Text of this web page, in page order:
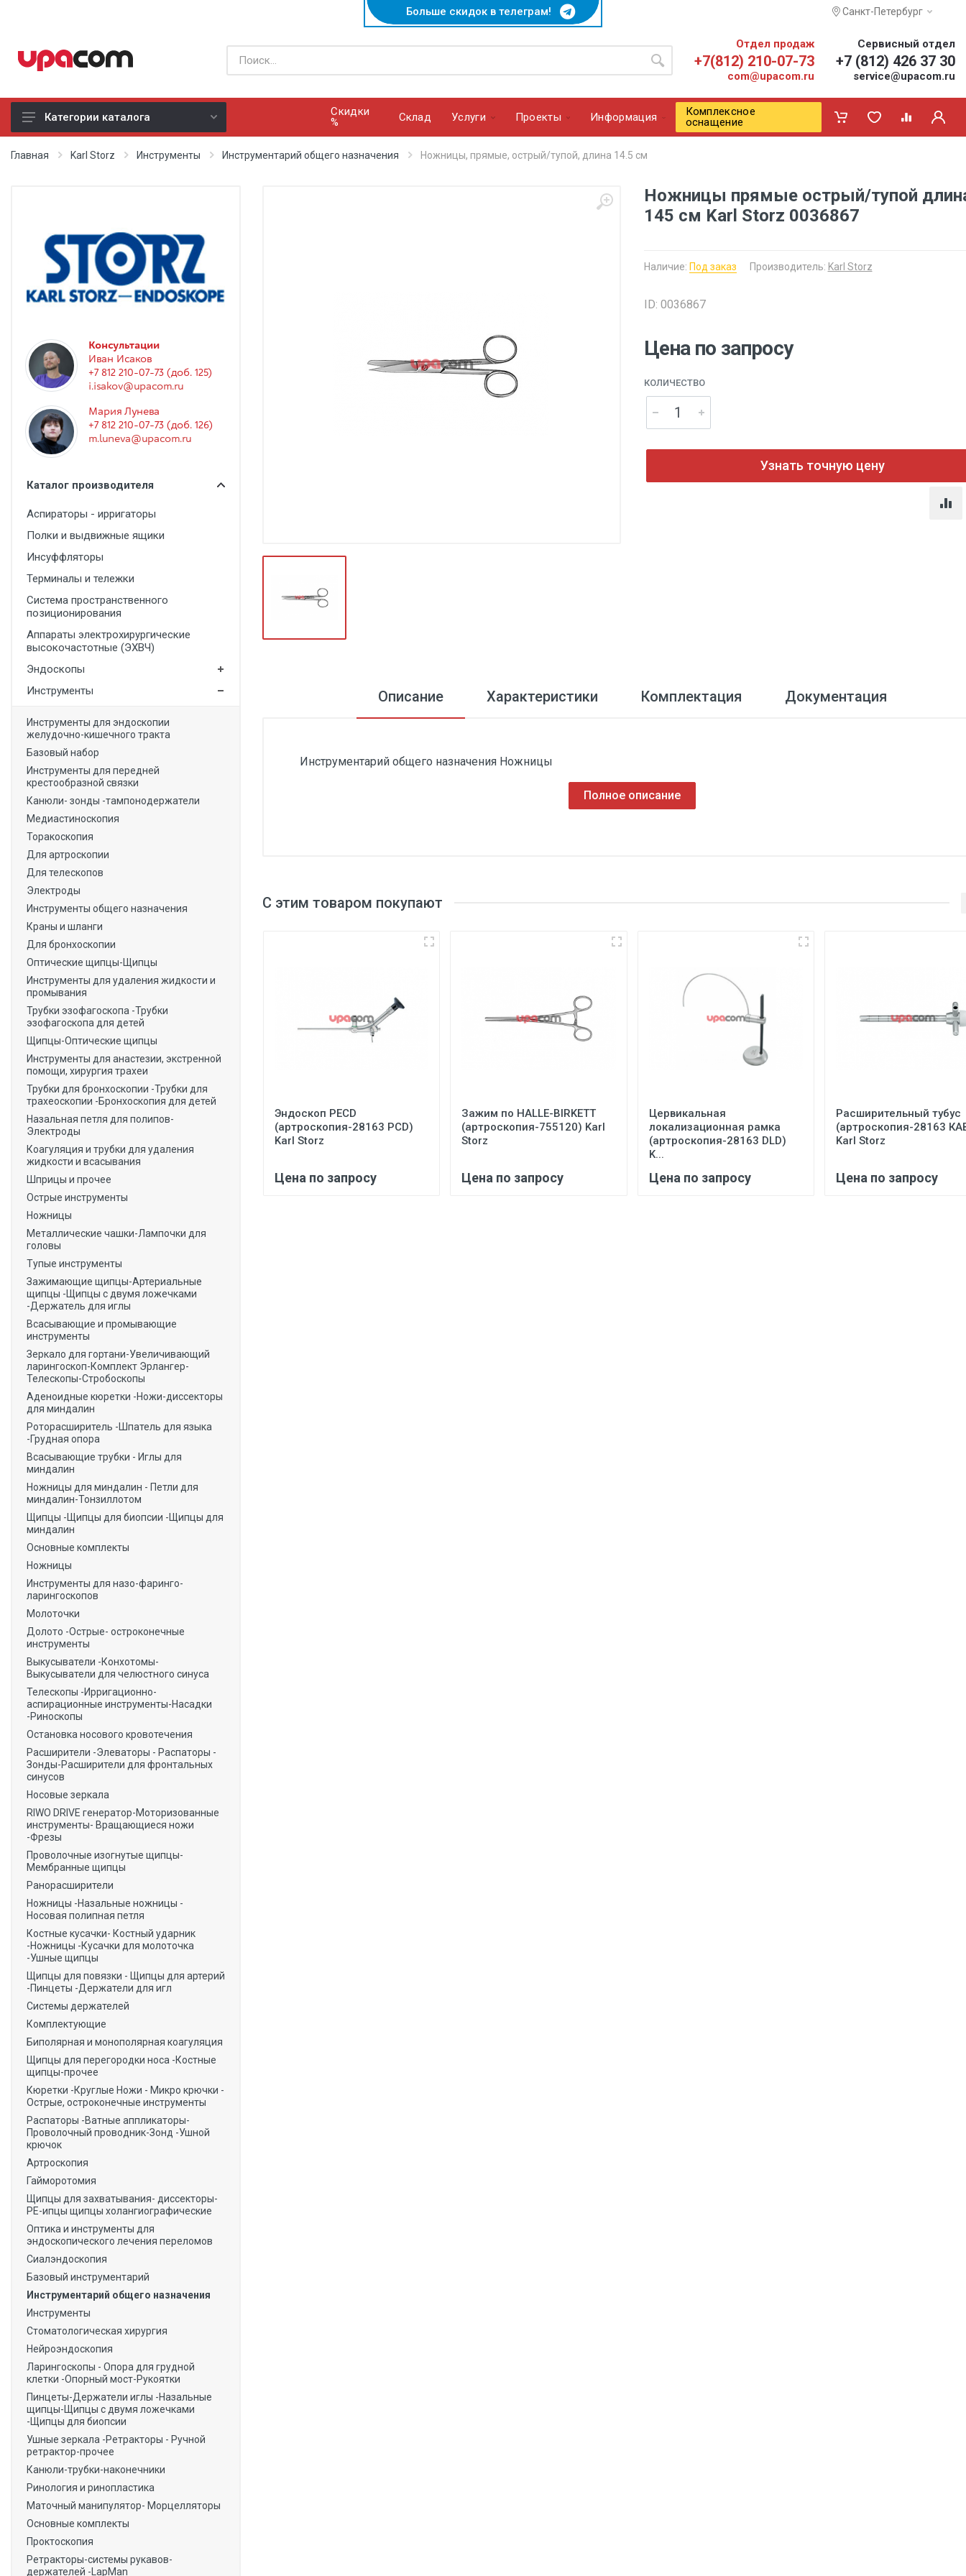
Больше скидок в телеграм! Санкт-Петербург
Отдел продаж
+7(812) 210-07-73
com@upacom.ru
Сервисный отдел
+7 (812) 426 37 30
service@upacom.ru
Б/У оборудование
Реанимация
Неонатология
Хирургия
Эндоскопия
Функциональная диагностика
Урология
Дезинфекция и стерилизация
Расходные материалы
Оториноларингология
Вспомогательное оборудование
Ветеринария
Стоматологическое оборудование
Лабораторное оборудование
Прачечное оборудование
Медицинские мониторы
Ортопедические товары
Косметология
Категории каталога
Скидки
%
Cклад Услуги Проекты Информация
Комплексное
оснащение
Главная Karl Storz Инструменты Инструментарий общего назначения Ножницы, прямые, острый/тупой, длина 14.5 см
Консультации
Иван Исаков
+7 812 210-07-73 (доб. 125)
i.isakov@upacom.ru
Мария Лунева
+7 812 210-07-73 (доб. 126)
m.luneva@upacom.ru
Каталог производителя
Аспираторы - ирригаторы
Полки и выдвижные ящики
Инсуффляторы
Терминалы и тележки
Система пространственного
позиционирования
Аппараты электрохирургические
высокочастотные (ЭХВЧ)
Эндоскопы
Инструменты
Инструменты для эндоскопии
желудочно-кишечного тракта
Базовый набор
Инструменты для передней
крестообразной связки
Канюли- зонды -тампонодержатели
Медиастиноскопия
Торакоскопия
Для артроскопии
Для телескопов
Электроды
Инструменты общего назначения
Краны и шланги
Для бронхоскопии
Оптические щипцы-Щипцы
Инструменты для удаления жидкости и
промывания
Трубки эзофагоскопа -Трубки
эзофагоскопа для детей
Щипцы-Оптические щипцы
Инструменты для анастезии, экстренной
помощи, хирургия трахеи
Трубки для бронхоскопии -Трубки для
трахеоскопии -Бронхоскопия для детей
Назальная петля для полипов-
Электроды
Коагуляция и трубки для удаления
жидкости и всасывания
Шприцы и прочее
Острые инструменты
Ножницы
Металлические чашки-Лампочки для
головы
Тупые инструменты
Зажимающие щипцы-Артериальные
щипцы -Щипцы с двумя ложечками
-Держатель для иглы
Всасывающие и промывающие
инструменты
Зеркало для гортани-Увеличивающий
ларингоскоп-Комплект Эрлангер-
Телескопы-Стробоскопы
Аденоидные кюретки -Ножи-диссекторы
для миндалин
Роторасширитель -Шпатель для языка
-Грудная опора
Всасывающие трубки - Иглы для
миндалин
Ножницы для миндалин - Петли для
миндалин-Тонзиллотом
Щипцы -Щипцы для биопсии -Щипцы для
миндалин
Основные комплекты
Ножницы
Инструменты для назо-фаринго-
ларингоскопов
Молоточки
Долото -Острые- остроконечные
инструменты
Выкусыватели -Конхотомы-
Выкусыватели для челюстного синуса
Телескопы -Ирригационно-
аспирационные инструменты-Насадки
-Риноскопы
Остановка носового кровотечения
Расширители -Элеваторы - Распаторы -
Зонды-Расширители для фронтальных
синусов
Носовые зеркала
RIWO DRIVE генератор-Моторизованные
инструменты- Вращающиеся ножи
-Фрезы
Проволочные изогнутые щипцы-
Мембранные щипцы
Ранорасширители
Ножницы -Назальные ножницы -
Носовая полипная петля
Костные кусачки- Костный ударник
-Ножницы -Кусачки для молоточка
-Ушные щипцы
Щипцы для повязки - Щипцы для артерий
-Пинцеты -Держатели для игл
Системы держателей
Комплектующие
Биполярная и монополярная коагуляция
Щипцы для перегородки носа -Костные
щипцы-прочее
Кюретки -Круглые Ножи - Микро крючки -
Острые, остроконечные инструменты
Распаторы -Ватные аппликаторы-
Проволочный проводник-Зонд -Ушной
крючок
Артроскопия
Гайморотомия
Щипцы для захватывания- диссекторы-
РЕ-ипцы щипцы холангиографические
Оптика и инструменты для
эндоскопического лечения переломов
Сиалэндоскопия
Базовый инструментарий
Инструментарий общего назначения
Инструменты
Стоматологическая хирургия
Нейроэндоскопия
Ларингоскопы - Опора для грудной
клетки -Опорный мост-Рукоятки
Пинцеты-Держатели иглы -Назальные
щипцы-Щипцы с двумя ложечками
-Щипцы для биопсии
Ушные зеркала -Ретракторы - Ручной
ретрактор-прочее
Канюли-трубки-наконечники
Ринология и ринопластика
Маточный манипулятор- Морцелляторы
Основные комплекты
Проктоскопия
Ретракторы-системы рукавов-
держателей -LapMan
Ножницы прямые острый/тупой
145 см Karl Storz 0036867
Наличие: Под заказ Производитель: Karl Storz
ID: 0036867
Цена по запросу
КОЛИЧЕСТВО
Узнать точную цену
Описание Характеристики Комплектация Документация
Инструментарий общего назначения Ножницы
Полное описание
С этим товаром покупают
Эндоскоп PECD
(артроскопия-28163 PCD)
Karl Storz
Цена по запросу
Зажим по HALLE-BIRKETT
(артроскопия-755120) Karl
Storz
Цена по запросу
Цервикальная
локализационная рамка
(артроскопия-28163 DLD)
K...
Цена по запросу
Расширительный тубус
(артроскопия-28163
Karl Storz
Цена по запросу